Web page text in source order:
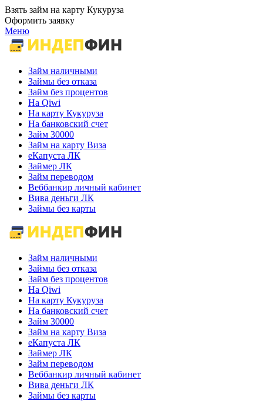
Взять займ на карту Кукуруза
Оформить заявку
Меню
Займ наличными
Займы без отказа
Займ без процентов
На Qiwi
На карту Кукуруза
На банковский счет
Займ 30000
Займ на карту Виза
еКапуста ЛК
Займер ЛК
Займ переводом
Веббанкир личный кабинет
Вива деньги ЛК
Займы без карты
Займ наличными
Займы без отказа
Займ без процентов
На Qiwi
На карту Кукуруза
На банковский счет
Займ 30000
Займ на карту Виза
еКапуста ЛК
Займер ЛК
Займ переводом
Веббанкир личный кабинет
Вива деньги ЛК
Займы без карты